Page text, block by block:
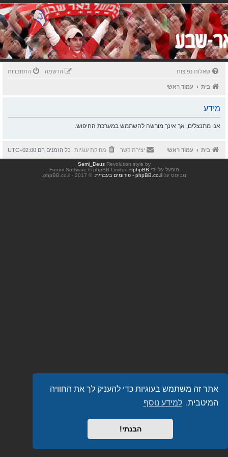
אתר זה משתמש בעוגיות כדי להעניק לך את החוויה
המיטבית. למידע נוסף
הבנתי!
שאלות נפוצות התחברות הרשמה
בית עמוד ראשי
מידע
אנו מתנצלים, אך אינך מורשה להשתמש במערכת החיפוש.
בית עמוד ראשי כל הזמנים הם UTC+02:00 מחיקת עוגיות יצירת קשר
Revolution style by
Semi_Deus
מופעל על ידי phpBB
® Forum Software © phpBB Limited
מבוסס על phpBB.co.il - פורומים בעברית . © 2017 - phpBB.co.il.